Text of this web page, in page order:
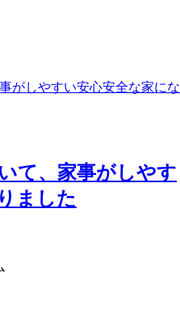
て、家事がしやす
ました